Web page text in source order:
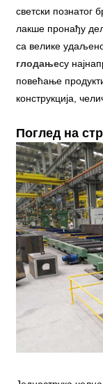
светски познатог
лакше пронађу
са велике
глодањесу
повећање
конструкција,
Поглед на